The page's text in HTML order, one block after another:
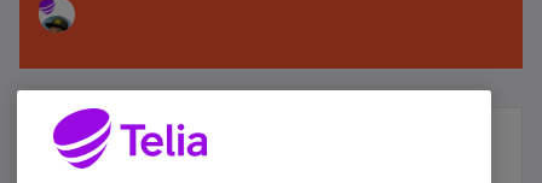
Älä jää paitsi – osallistu ja voita!